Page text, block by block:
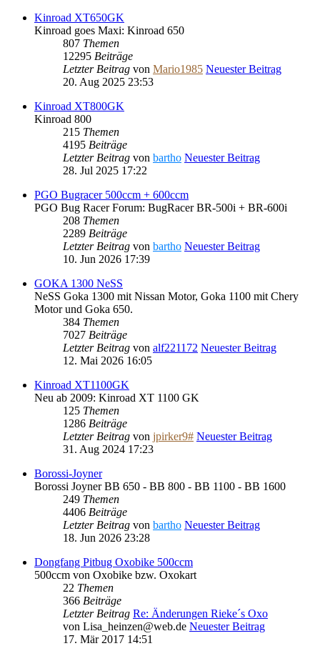
Kinroad XT650GK
Kinroad goes Maxi: Kinroad 650
807 Themen
12295 Beiträge
Letzter Beitrag von Mario1985 Neuester Beitrag
20. Aug 2025 23:53
Kinroad XT800GK
Kinroad 800
215 Themen
4195 Beiträge
Letzter Beitrag von bartho Neuester Beitrag
28. Jul 2025 17:22
PGO Bugracer 500ccm + 600ccm
PGO Bug Racer Forum: BugRacer BR-500i + BR-600i
208 Themen
2289 Beiträge
Letzter Beitrag von bartho Neuester Beitrag
10. Jun 2026 17:39
GOKA 1300 NeSS
NeSS Goka 1300 mit Nissan Motor, Goka 1100 mit Chery
Motor und Goka 650.
384 Themen
7027 Beiträge
Letzter Beitrag von alf221172 Neuester Beitrag
12. Mai 2026 16:05
Kinroad XT1100GK
Neu ab 2009: Kinroad XT 1100 GK
125 Themen
1286 Beiträge
Letzter Beitrag von jpirker9# Neuester Beitrag
31. Aug 2024 17:23
Borossi-Joyner
Borossi Joyner BB 650 - BB 800 - BB 1100 - BB 1600
249 Themen
4406 Beiträge
Letzter Beitrag von bartho Neuester Beitrag
18. Jun 2026 23:28
Dongfang Pitbug Oxobike 500ccm
500ccm von Oxobike bzw. Oxokart
22 Themen
366 Beiträge
Letzter Beitrag Re: Änderungen Rieke´s Oxo
von Lisa_heinzen@web.de Neuester Beitrag
17. Mär 2017 14:51